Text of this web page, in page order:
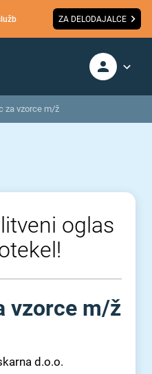
ZA DELODAJALCE
za vzorce m/ž
oglas
vzorce m⁠/⁠ž
d.o.o.